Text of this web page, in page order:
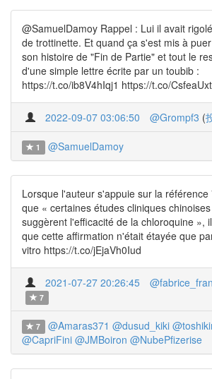
@SamuelDamoy Rappel : Lui il avait
de trottinette. Et quand ça s'est mis à
son histoire de "Fin de Partie" et tout le
d'une simple lettre écrite par un toubib :
https://t.co/ib8V4hIqj1 https://t.co/
2022-09-07 03:06:50 @Grompf3 (
1 @SamuelDamoy
Lorsque l'auteur s'appuie sur la
que « certaines études cliniques
suggèrent l'efficacité de la chloroquine »,
que cette affirmation n'était étayée que
vitro https://t.co/jEjaVh0Iud
2021-07-27 20:26:45
7
7 @Amaras371 @dusud_kiki
@CapriFini @JMBoiron @NubePfizerise